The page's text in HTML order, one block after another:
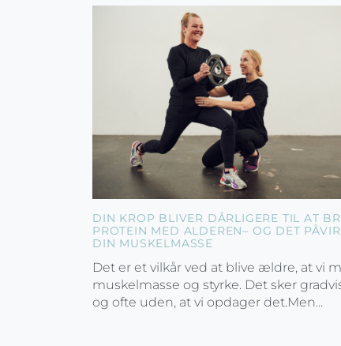
DIN KROP BLIVER DÅRLIGERE TIL AT
PROTEIN MED ALDEREN– OG DET
DIN MUSKELMASSE
Det er et vilkår ved at blive ældre, at vi
muskelmasse og styrke. Det sker
og ofte uden, at vi opdager det.Men...